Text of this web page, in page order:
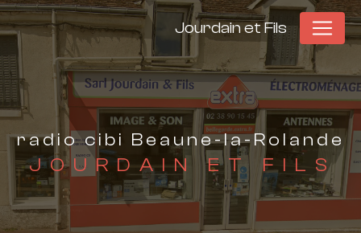
Jourdain et Fils
radio cibi Beaune-la-Rolande
JOURDAIN ET FILS
Panneau de gestion des cookies